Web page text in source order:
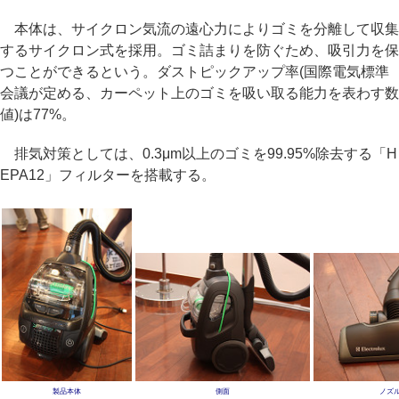
本体は、サイクロン気流の遠心力によりゴミを分離して収集
するサイクロン式を採用。ゴミ詰まりを防ぐため、吸引力を保
つことができるという。ダストピックアップ率(国際電気標準
会議が定める、カーペット上のゴミを吸い取る能力を表わす数
値)は77%。
排気対策としては、0.3μm以上のゴミを99.95%除去する「H
EPA12」フィルターを搭載する。
製品本体 側面 ノズ